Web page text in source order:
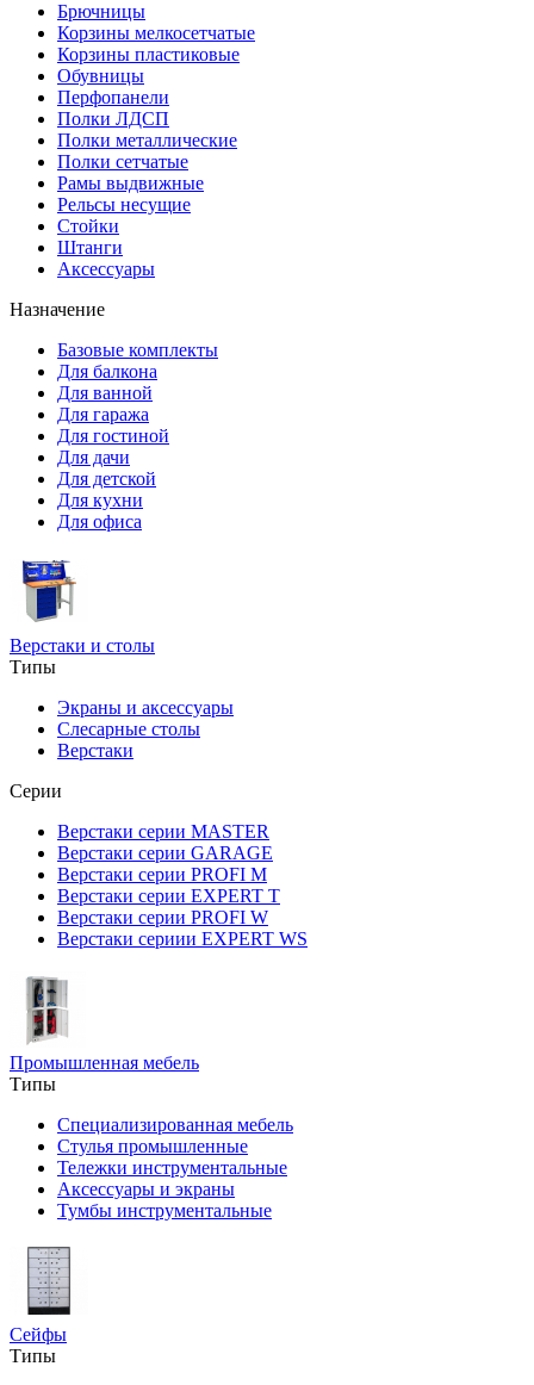
Брючницы
Корзины мелкосетчатые
Корзины пластиковые
Обувницы
Перфопанели
Полки ЛДСП
Полки металлические
Полки сетчатые
Рамы выдвижные
Рельсы несущие
Стойки
Штанги
Аксессуары
Назначение
Базовые комплекты
Для балкона
Для ванной
Для гаража
Для гостиной
Для дачи
Для детской
Для кухни
Для офиса
Верстаки и столы
Типы
Экраны и аксессуары
Слесарные столы
Верстаки
Серии
Верстаки серии MASTER
Верстаки серии GARAGE
Верстаки серии PROFI M
Верстаки серии EXPERT T
Верстаки серии PROFI W
Верстаки сериии EXPERT WS
Промышленная мебель
Типы
Специализированная мебель
Стулья промышленные
Тележки инструментальные
Аксессуары и экраны
Тумбы инструментальные
Сейфы
Типы